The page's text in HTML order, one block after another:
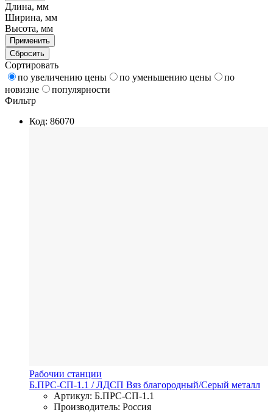
Длина, мм
Ширина, мм
Высота, мм
Применить
Сбросить
Сортировать
по увеличению цены
по уменьшению цены
по
новизне
популярности
Фильтр
Код: 86070
Рабочии станции
Б.ПРС-СП-1.1 / ЛДСП Вяз благородный/Серый металл
Артикул: Б.ПРС-СП-1.1
Производитель: Россия